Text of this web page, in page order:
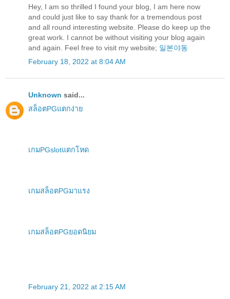
Hey, I am so thrilled I found your blog, I am here now
and could just like to say thank for a tremendous post
and all round interesting website. Please do keep up the
great work. I cannot be without visiting your blog again
and again. Feel free to visit my website; 일본야동
February 18, 2022 at 8:04 AM
Unknown said...
สล็อตPGแตกง่าย
เกมPGslotแตกโหด
เกมสล็อตPGมาแรง
เกมสล็อตPGยอดนิยม
February 21, 2022 at 2:15 AM